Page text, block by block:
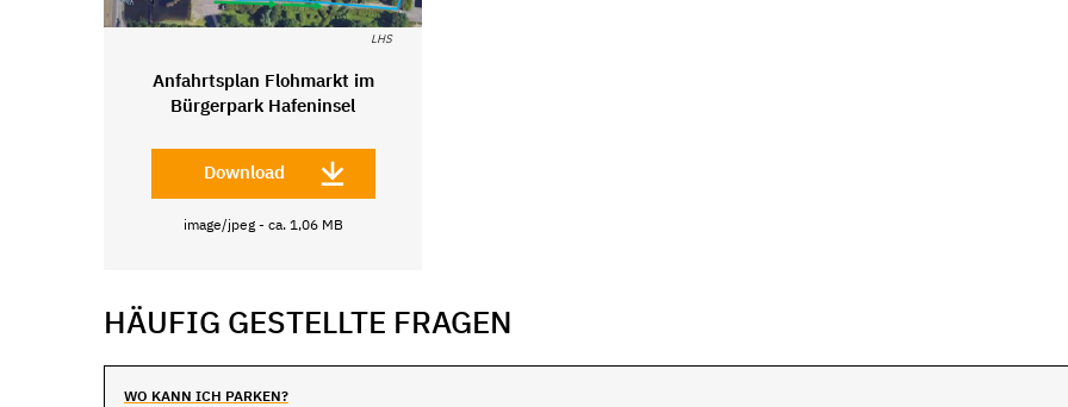
LHS
Anfahrtsplan Flohmarkt im
Bürgerpark Hafeninsel
Download
image/jpeg - ca. 1,06 MB
HÄUFIG GESTELLTE FRAGEN
WO KANN ICH PARKEN?